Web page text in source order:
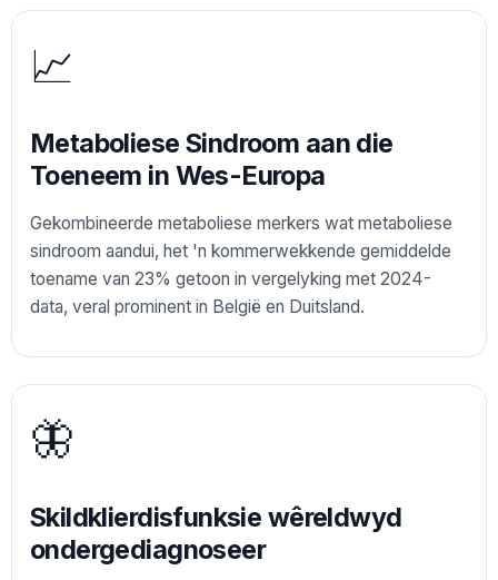
📈
Metaboliese Sindroom aan die
Toeneem in Wes-Europa
Gekombineerde metaboliese merkers wat metaboliese
sindroom aandui, het 'n kommerwekkende gemiddelde
toename van 23% getoon in vergelyking met 2024-
data, veral prominent in België en Duitsland.
🦋
Skildklierdisfunksie wêreldwyd
ondergediagnoseer